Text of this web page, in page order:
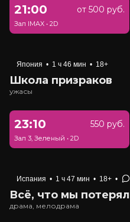
21:00 от 500 руб.
Зал IMAX • 2D
Япония • 1 ч 46 мин • 18+
Школа призраков
ужасы
23:10 550 руб.
Зал 3, Зеленый • 2D
Испания • 1 ч 47 мин • 18+ •
Всё, что мы
драма, мелодрама